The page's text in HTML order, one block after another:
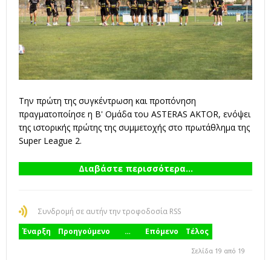
Την πρώτη της συγκέντρωση και προπόνηση
πραγματοποίησε η Β' Ομάδα του ASTERAS AKTOR, ενόψει
της ιστορικής πρώτης της συμμετοχής στο πρωτάθλημα της
Super League 2.
Διαβάστε περισσότερα...
Συνδρομή σε αυτήν την τροφοδοσία RSS
Έναρξη
Προηγούμενο … Επόμενο Τέλος
Σελίδα 19 από 19